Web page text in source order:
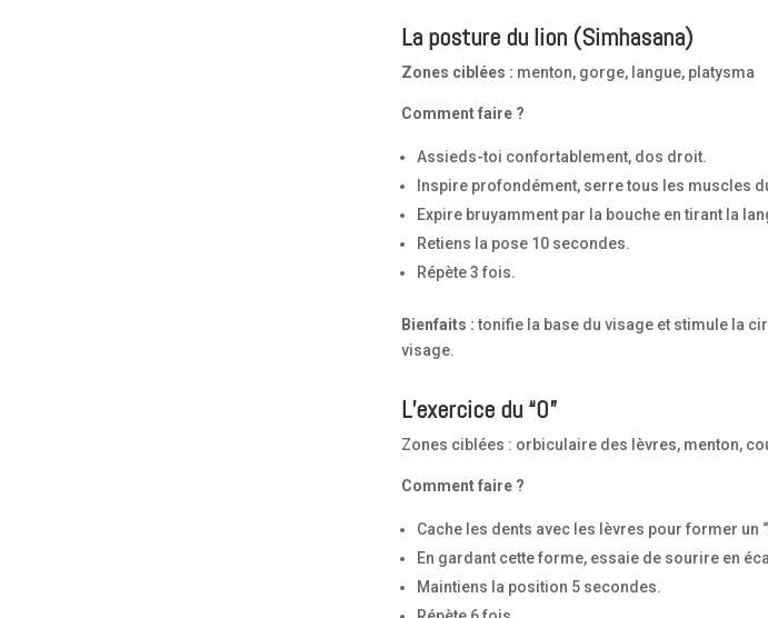
La posture du lion (Simhasana)
Zones ciblées : menton, gorge, langue, platysma
Comment faire ?
Assieds-toi confortablement, dos droit.
Inspire profondément, serre tous les muscles
Expire bruyamment par la bouche en tirant la
Retiens la pose 10 secondes.
Répète 3 fois.
Bienfaits :tonifie la base du visage et stimule la
visage.
L’exercice du “O”
Zones ciblées : orbiculaire des lèvres, menton,
Comment faire ?
Cache les dents avec les lèvres pour former un
En gardant cette forme, essaie de sourire en
Maintiens la position 5 secondes.